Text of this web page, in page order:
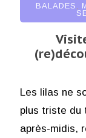
BALADES
Les lilas ne
plus triste du
après-midis,